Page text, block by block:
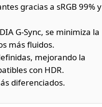
gracias a sRGB 99% y
G-Sync, se minimiza la
más fluidos.
mejorando la
con HDR.
diferenciados.